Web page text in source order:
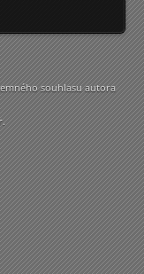
souhlasu autora
.